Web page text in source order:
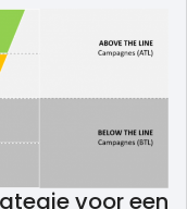
voor een